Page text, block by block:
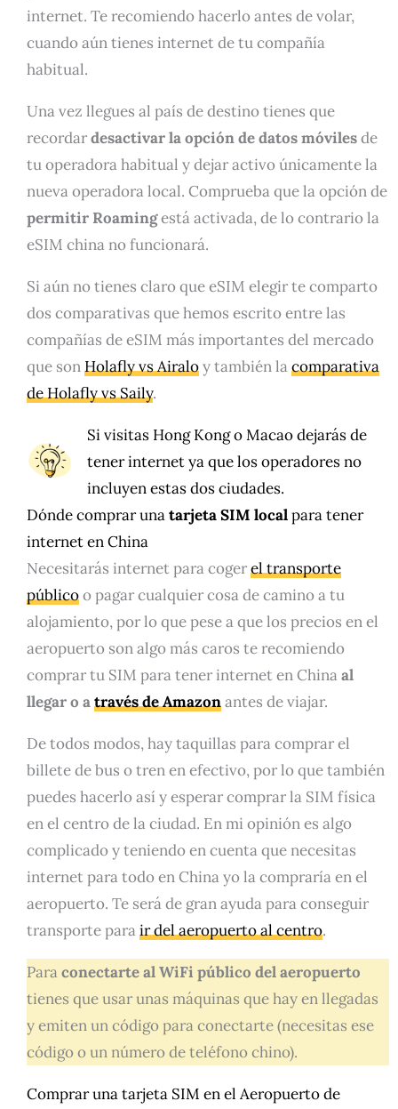
internet. Te recomiendo hacerlo antes de volar,
cuando aún tienes internet de tu compañía
habitual.
Una vez llegues al país de destino tienes que
recordardesactivar la opción de datos móvilesde
tu operadora habitual y dejar activo únicamente la
nueva operadora local. Comprueba que la opción de
permitir Roamingestá activada, de lo contrario la
eSIM china no funcionará.
Si aún no tienes claro que eSIM elegir te comparto
dos comparativas que hemos escrito entre las
compañías de eSIM más importantes del mercado
que sonHolafly vs Airaloy también lacomparativa
de Holafly vs Saily.
Si visitas Hong Kong o Macao dejarás de
tener internet ya que los operadores no
incluyen estas dos ciudades.
Dónde comprar unatarjeta SIM localpara tener
internet en China
Necesitarás internet para cogerel transporte
públicoo pagar cualquier cosa de camino a tu
alojamiento, por lo que pese a que los precios en el
aeropuerto son algo más caros te recomiendo
comprar tu SIM para tener internet en Chinaal
llegar o através de Amazonantes de viajar.
De todos modos, hay taquillas para comprar el
billete de bus o tren en efectivo, por lo que también
puedes hacerlo así y esperar comprar la SIM física
en el centro de la ciudad. En mi opinión es algo
complicado y teniendo en cuenta que necesitas
internet para todo en China yo la compraría en el
aeropuerto. Te será de gran ayuda para conseguir
transporte parair del aeropuerto al centro.
Paraconectarte al WiFi público del aeropuerto
tienes que usar unas máquinas que hay en llegadas
y emiten un código para conectarte (necesitas ese
código o un número de teléfono chino).
Comprar una tarjeta SIM en el Aeropuerto de